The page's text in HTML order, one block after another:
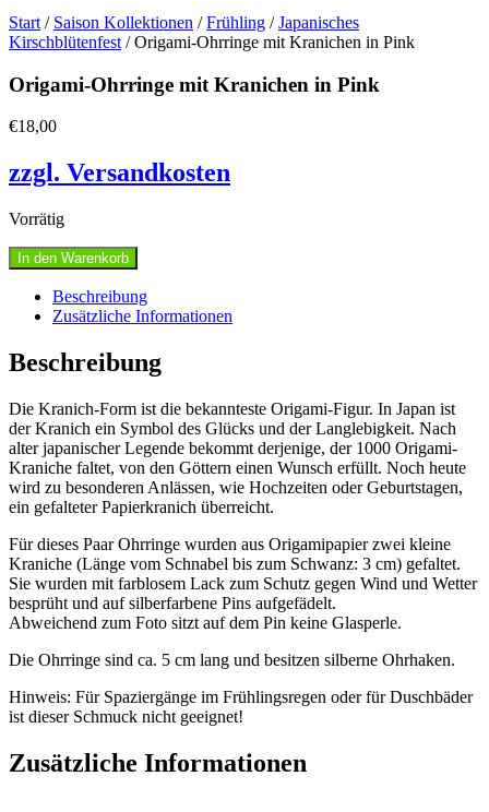
Start / Saison Kollektionen /Frühling /Japanisches
Kirschblütenfest / Origami-Ohrringe mit Kranichen in Pink
Origami-Ohrringe mit Kranichen in Pink
€18,00
zzgl. Versandkosten
Vorrätig
Origami-
Ohrringe
Kranichen
Pink
Menge
In den Warenkorb
Beschreibung
Zusätzliche Informationen
Beschreibung
Die Kranich-Form ist die bekannteste Origami-Figur. In Japan ist
der Kranich ein Symbol des Glücks und der Langlebigkeit. Nach
alter japanischer Legende bekommt derjenige, der 1000 Origami-
Kraniche faltet, von den Göttern einen Wunsch erfüllt. Noch heute
wird zu besonderen Anlässen, wie Hochzeiten oder Geburtstagen,
ein gefalteter Papierkranich überreicht.
Für dieses Paar Ohrringe wurden aus Origamipapier zwei kleine
Kraniche (Länge vom Schnabel bis zum Schwanz: 3 cm) gefaltet.
Sie wurden mit farblosem Lack zum Schutz gegen Wind und Wetter
besprüht und auf silberfarbene Pins aufgefädelt.
Abweichend zum Foto sitzt auf dem Pin keine Glasperle.
Die Ohrringe sind ca. 5 cm lang und besitzen silberne Ohrhaken.
Hinweis: Für Spaziergänge im Frühlingsregen oder für Duschbäder
ist dieser Schmuck nicht geeignet!
Zusätzliche Informationen